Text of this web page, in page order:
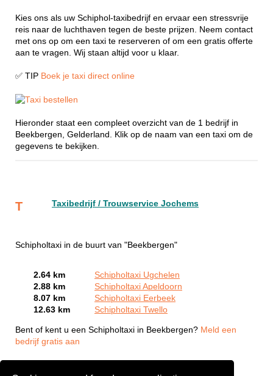
Kies ons als uw Schiphol-taxibedrijf en ervaar een stressvrije
reis naar de luchthaven tegen de beste prijzen. Neem contact
met ons op om een taxi te reserveren of om een gratis offerte
aan te vragen. Wij staan altijd voor u klaar.
✅ TIP Boek je taxi direct online
Hieronder staat een compleet overzicht van de 1 bedrijf in
Beekbergen, Gelderland. Klik op de naam van een taxi om de
gegevens te bekijken.
T Taxibedrijf / Trouwservice Jochems
Schipholtaxi in de buurt van "Beekbergen"
2.64 km
Schipholtaxi Ugchelen
2.88 km
Schipholtaxi Apeldoorn
8.07 km
Schipholtaxi Eerbeek
12.63 km
Schipholtaxi Twello
Bent of kent u een Schipholtaxi in Beekbergen? Meld een
bedrijf gratis aan